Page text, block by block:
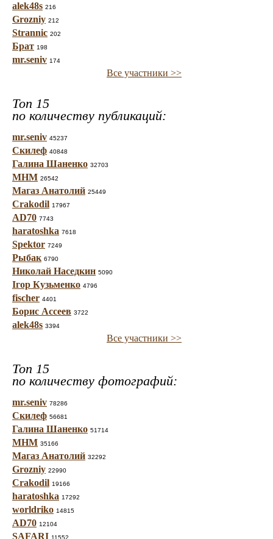
alek48s 216
Grozniy 212
Strannic 202
Брат 198
mr.seniv 174
Все участники >>
Топ 15
по количеству публикаций:
mr.seniv 45237
Скилеф 40848
Галина Шаненко 32703
МНМ 26542
Магаз Анатолий 25449
Crakodil 17967
AD70 7743
haratoshka 7618
Spektor 7249
Рыбак 6790
Николай Наседкин 5090
Ігор Кузьменко 4796
fischer 4401
Борис Ассеев 3722
alek48s 3394
Все участники >>
Топ 15
по количеству фотографий:
mr.seniv 78286
Скилеф 56681
Галина Шаненко 51714
МНМ 35166
Магаз Анатолий 32292
Grozniy 22990
Crakodil 19166
haratoshka 17292
worldriko 14815
AD70 12104
SAFARI 11552